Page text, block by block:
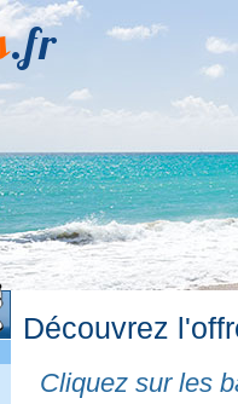
.fr
Découvrez
Cliquez sur les